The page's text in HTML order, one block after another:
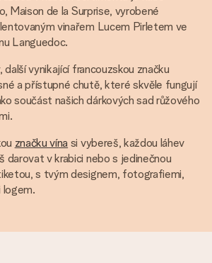
Maison de la Surprise, vyrobené
vinařem Lucem Pirletem ve
Languedoc.
další vynikající francouzskou značku
a přístupné chutě, které skvěle fungují
součást našich dárkových sad růžového
značku vína si vybereš, každou láhev
darovat v krabici nebo s jedinečnou
s tvým designem, fotografiemi,